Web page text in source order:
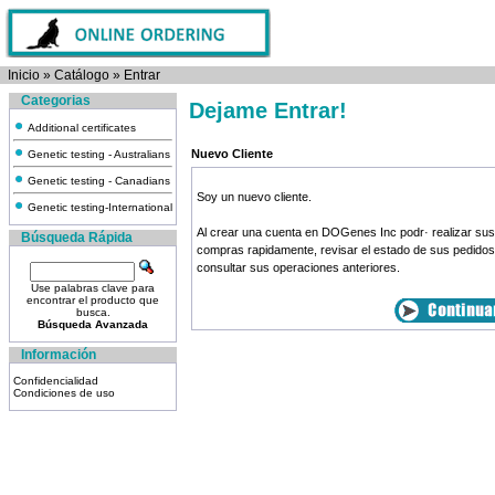
Inicio » Catálogo » Entrar
Categorias
Additional certificates
Genetic testing - Australians
Genetic testing - Canadians
Genetic testing-International
Búsqueda Rápida
Use palabras clave para
encontrar el producto que
busca.
Búsqueda Avanzada
Información
Confidencialidad
Condiciones de uso
Dejame Entrar!
Nuevo Cliente
Soy un nuevo cliente.
Al crear una cuenta en DOGenes Inc podr· realizar sus
compras rapidamente, revisar el estado de sus
consultar sus operaciones anteriores.